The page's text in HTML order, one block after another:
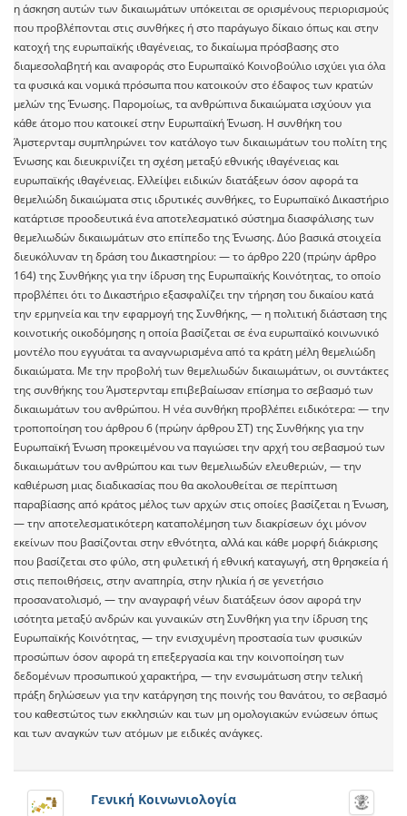
η άσκηση αυτών των δικαιωμάτων υπόκειται σε ορισμένους περιορισμούς
που προβλέπονται στις συνθήκες ή στο παράγωγο δίκαιο όπως και στην
κατοχή της ευρωπαϊκής ιθαγένειας, το δικαίωμα πρόσβασης στο
διαμεσολαβητή και αναφοράς στο Ευρωπαϊκό Κοινοβούλιο ισχύει για όλα
τα φυσικά και νομικά πρόσωπα που κατοικούν στο έδαφος των κρατών
μελών της Ένωσης. Παρομοίως, τα ανθρώπινα δικαιώματα ισχύουν για
κάθε άτομο που κατοικεί στην Ευρωπαϊκή Ένωση. Η συνθήκη του
Άμστερνταμ συμπληρώνει τον κατάλογο των δικαιωμάτων του πολίτη της
Ένωσης και διευκρινίζει τη σχέση μεταξύ εθνικής ιθαγένειας και
ευρωπαϊκής ιθαγένειας. Ελλείψει ειδικών διατάξεων όσον αφορά τα
θεμελιώδη δικαιώματα στις ιδρυτικές συνθήκες, το Ευρωπαϊκό Δικαστήριο
κατάρτισε προοδευτικά ένα αποτελεσματικό σύστημα διασφάλισης των
θεμελιωδών δικαιωμάτων στο επίπεδο της Ένωσης. Δύο βασικά στοιχεία
διευκόλυναν τη δράση του Δικαστηρίου: — το άρθρο 220 (πρώην άρθρο
164) της Συνθήκης για την ίδρυση της Ευρωπαϊκής Κοινότητας, το οποίο
προβλέπει ότι το Δικαστήριο εξασφαλίζει την τήρηση του δικαίου κατά
την ερμηνεία και την εφαρμογή της Συνθήκης, — η πολιτική διάσταση της
κοινοτικής οικοδόμησης η οποία βασίζεται σε ένα ευρωπαϊκό κοινωνικό
μοντέλο που εγγυάται τα αναγνωρισμένα από τα κράτη μέλη θεμελιώδη
δικαιώματα. Με την προβολή των θεμελιωδών δικαιωμάτων, οι συντάκτες
της συνθήκης του Άμστερνταμ επιβεβαίωσαν επίσημα το σεβασμό των
δικαιωμάτων του ανθρώπου. Η νέα συνθήκη προβλέπει ειδικότερα: — την
τροποποίηση του άρθρου 6 (πρώην άρθρου ΣΤ) της Συνθήκης για την
Ευρωπαϊκή Ένωση προκειμένου να παγιώσει την αρχή του σεβασμού των
δικαιωμάτων του ανθρώπου και των θεμελιωδών ελευθεριών, — την
καθιέρωση μιας διαδικασίας που θα ακολουθείται σε περίπτωση
παραβίασης από κράτος μέλος των αρχών στις οποίες βασίζεται η Ένωση,
— την αποτελεσματικότερη καταπολέμηση των διακρίσεων όχι μόνον
εκείνων που βασίζονται στην εθνότητα, αλλά και κάθε μορφή διάκρισης
που βασίζεται στο φύλο, στη φυλετική ή εθνική καταγωγή, στη θρησκεία ή
στις πεποιθήσεις, στην αναπηρία, στην ηλικία ή σε γενετήσιο
προσανατολισμό, — την αναγραφή νέων διατάξεων όσον αφορά την
ισότητα μεταξύ ανδρών και γυναικών στη Συνθήκη για την ίδρυση της
Ευρωπαϊκής Κοινότητας, — την ενισχυμένη προστασία των φυσικών
προσώπων όσον αφορά τη επεξεργασία και την κοινοποίηση των
δεδομένων προσωπικού χαρακτήρα, — την ενσωμάτωση στην τελική
πράξη δηλώσεων για την κατάργηση της ποινής του θανάτου, το σεβασμό
του καθεστώτος των εκκλησιών και των μη ομολογιακών ενώσεων όπως
και των αναγκών των ατόμων με ειδικές ανάγκες.
Γενική Κοινωνιολογία